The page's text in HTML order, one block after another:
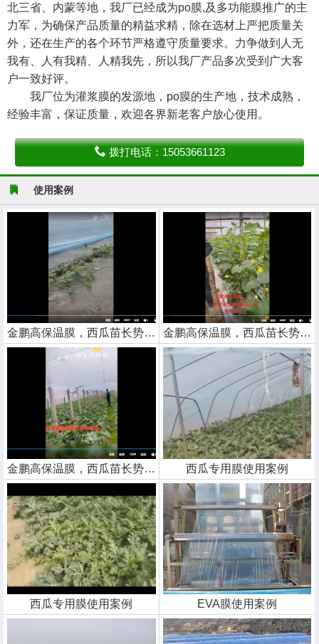
北三省、内蒙等地，我厂已经成为po膜,及多功能膜推广的主
力军，为确保产品质量的精益求精，除在选材上严把质量关
外，还在生产的各个环节严格遵守质量要求。力争做到人无
我有、人有我精、人精我先，所以我厂产品多次受到广大客
户一致好评。
我厂位为灌浆膜的发源地，po膜的生产地，技术成熟，
经验丰富，保证质量，欢迎各界新老客户放心使用。
拨打电话：15053661123
使用案例
金鹏高保温膜，西瓜苗长势喜人 金鹏高保温膜，西瓜苗长势喜人
金鹏高保温膜，西瓜苗长势喜人 西瓜专用膜使用案例
西瓜专用膜使用案例 EVA膜使用案例